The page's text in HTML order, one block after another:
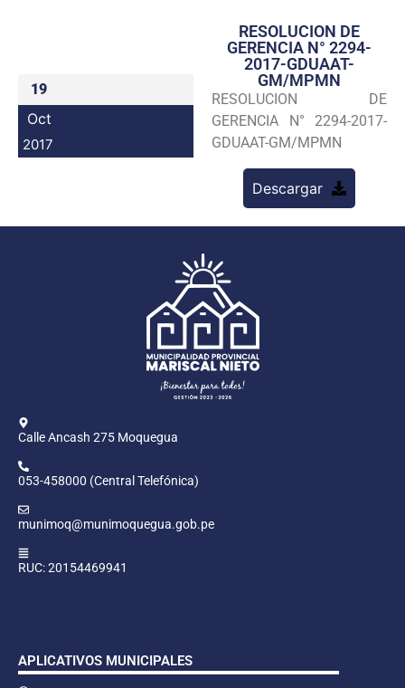
Transparencia
Seguridad
Programas
19
Oct
2017
RESOLUCION DE
GERENCIA N° 2294-
2017-GDUAAT-
GM/MPMN
RESOLUCION DE
GERENCIA N° 2294-2017-
GDUAAT-GM/MPMN
Descargar
Calle Ancash 275 Moquegua
053-458000 (Central Telefónica)
munimoq@munimoquegua.gob.pe
RUC: 20154469941
APLICATIVOS MUNICIPALES